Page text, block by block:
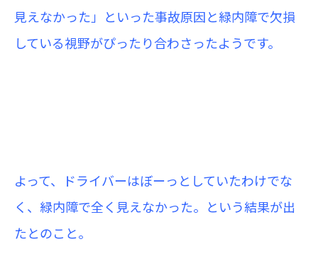
見えなかった」といった事故原因と緑内障で欠損
している視野がぴったり合わさったようです。
よって、ドライバーはぼーっとしていたわけでな
く、緑内障で全く見えなかった。という結果が出
たとのこと。